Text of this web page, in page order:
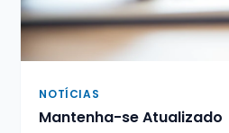
NOTÍCIAS
Mantenha-se Atualizado